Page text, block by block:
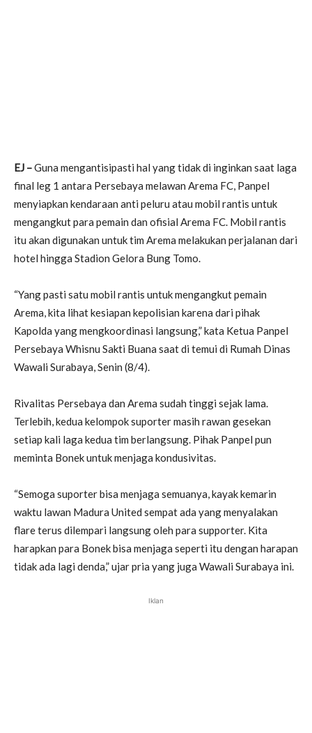
EJ –Guna mengantisipasti hal yang tidak di inginkan saat laga
final leg 1 antara Persebaya melawan Arema FC, Panpel
menyiapkan kendaraan anti peluru atau mobil rantis untuk
mengangkut para pemain dan ofisial Arema FC. Mobil rantis
itu akan digunakan untuk tim Arema melakukan perjalanan dari
hotel hingga Stadion Gelora Bung Tomo.
“Yang pasti satu mobil rantis untuk mengangkut pemain
Arema, kita lihat kesiapan kepolisian karena dari pihak
Kapolda yang mengkoordinasi langsung,” kata Ketua Panpel
Persebaya Whisnu Sakti Buana saat di temui di Rumah Dinas
Wawali Surabaya, Senin (8/4).
Rivalitas Persebaya dan Arema sudah tinggi sejak lama.
Terlebih, kedua kelompok suporter masih rawan gesekan
setiap kali laga kedua tim berlangsung. Pihak Panpel pun
meminta Bonek untuk menjaga kondusivitas.
“Semoga suporter bisa menjaga semuanya, kayak kemarin
waktu lawan Madura United sempat ada yang menyalakan
flare terus dilempari langsung oleh para supporter. Kita
harapkan para Bonek bisa menjaga seperti itu dengan harapan
tidak ada lagi denda,” ujar pria yang juga Wawali Surabaya ini.
Iklan